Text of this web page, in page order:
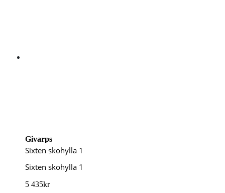
Givarps
Sixten skohylla 1
Sixten skohylla 1
5 435kr